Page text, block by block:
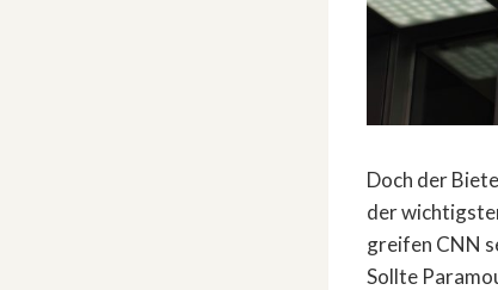
Doch der
der
greifen CNN
Sollte